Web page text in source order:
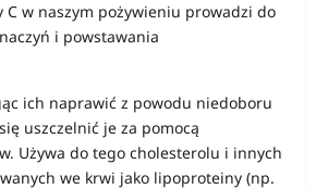
C w naszym pożywieniu prowadzi do
i powstawania
ich naprawić z powodu niedoboru
uszczelnić je za pomocą
Używa do tego cholesterolu i innych
we krwi jako lipoproteiny (np.